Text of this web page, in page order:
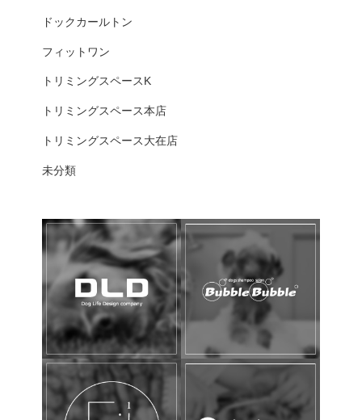
ドックカールトン
フィットワン
トリミングスペースK
トリミングスペース本店
トリミングスペース大在店
未分類